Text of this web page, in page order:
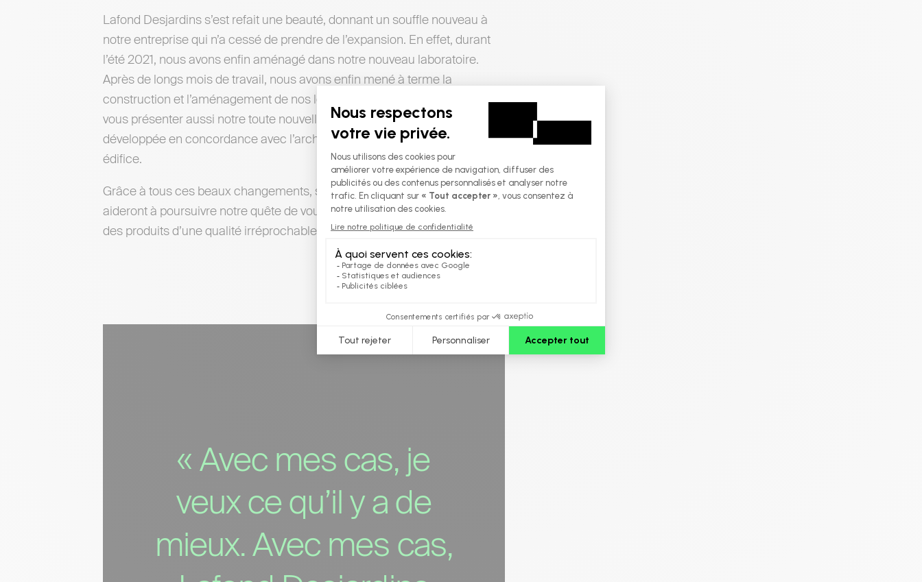
Lafond Desjardins s’est refait une beauté, donnant un souffle nouveau à
notre entreprise qui n’a cessé de prendre de l’expansion. En effet, durant
l’été 2021, nous avons enfin aménagé dans notre nouveau laboratoire.
Après de longs mois de travail, nous avons enfin mené à terme la
construction et l’aménagement de nos locaux. Nous sommes heureux de
vous présenter aussi notre toute nouvelle image de marque, celle-ci fut
développée en concordance avec l’architecture et le design de notre
édifice.
Grâce à tous ces beaux changements, soyez assurés que ceux-ci nous
aideront à poursuivre notre quête de vous offrir un service impeccable et
des produits d’une qualité irréprochable!
« Avec mes cas, je
veux ce qu’il y a de
mieux. Avec mes cas,